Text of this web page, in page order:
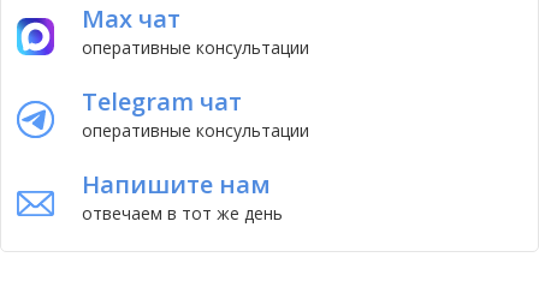
Max чат
оперативные консультации
Telegram чат
оперативные консультации
Напишите нам
отвечаем в тот же день